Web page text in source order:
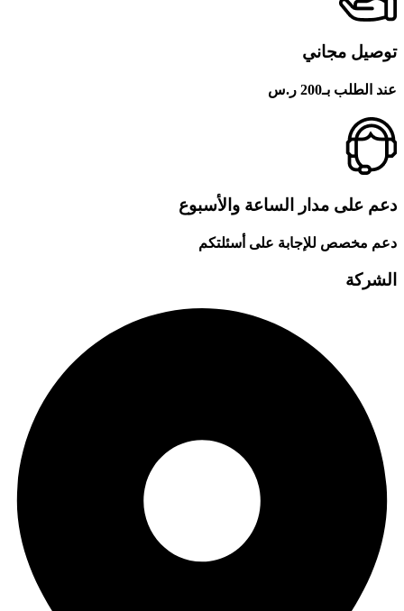
توصيل مجاني
عند الطلب بـ200 ر.س
دعم على مدار الساعة والأسبوع
دعم مخصص للإجابة على أسئلتكم
الشركة